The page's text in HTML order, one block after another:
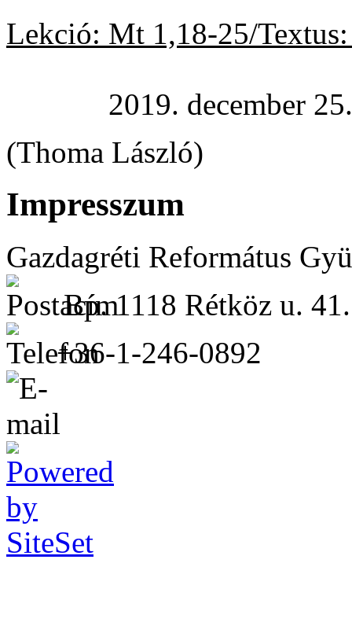
Lekció: Mt 1,18-25/
2019. december 25.
(Thoma László)
Impresszum
Gazdagréti Református
Bp. 1118 Rétköz u. 41.
+36-1-246-0892